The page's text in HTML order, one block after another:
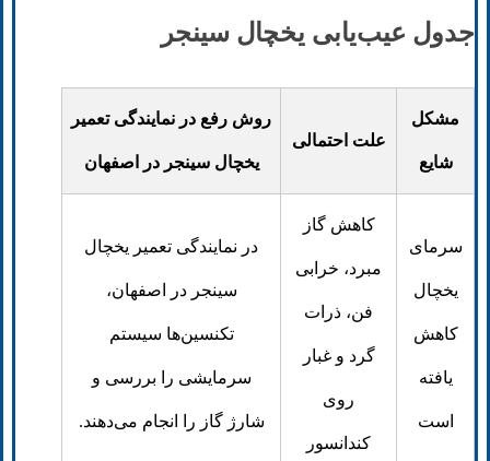
جدول عیب‌یابی یخچال سینجر
مشکل
شایع
علت احتمالی
روش رفع در نمایندگی تعمیر
یخچال سینجر در اصفهان
سرمای
یخچال
کاهش
یافته
است
کاهش گاز
مبرد، خرابی
فن، ذرات
گرد و غبار
روی
کندانسور
در نمایندگی تعمیر یخچال
سینجر در اصفهان،
تکنسین‌ها سیستم
سرمایشی را بررسی و
شارژ گاز را انجام می‌دهند.